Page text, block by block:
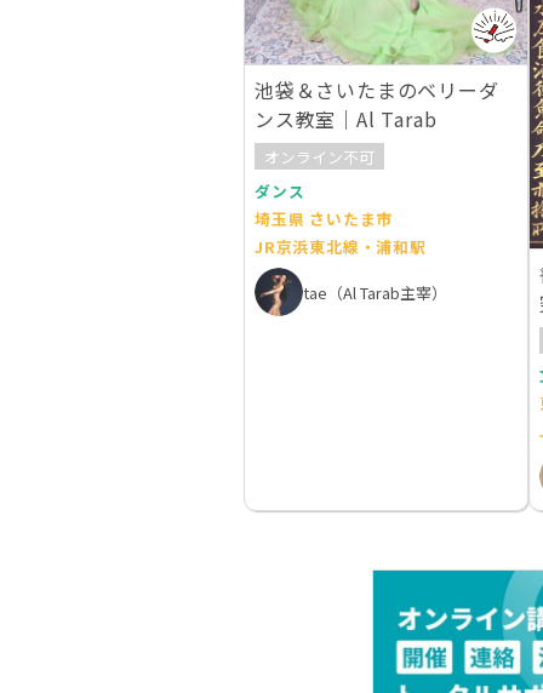
池袋＆さいたまのベリーダ
ンス教室｜Al Tarab
オンライン不可
ダンス
埼玉県 さいたま市
JR京浜東北線・浦和駅
tae（Al Tarab主宰）